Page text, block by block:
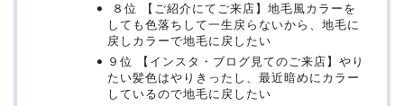
８位 【ご紹介にてご来店】地毛風カラーを
しても色落ちして一生戻らないから、地毛に
戻しカラーで地毛に戻したい
９位 【インスタ・ブログ見てのご来店】やり
たい髪色はやりきったし、最近暗めにカラー
しているので地毛に戻したい